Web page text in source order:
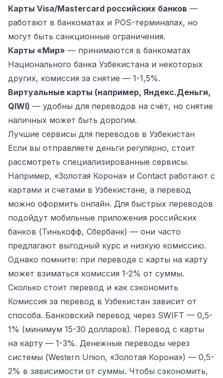
Карты Visa/Mastercard российских банков —
работают в банкоматах и POS-терминалах, но
могут быть санкционные ограничения.
Карты «Мир» — принимаются в банкоматах
Национального банка Узбекистана и некоторых
других, комиссия за снятие — 1-1,5%.
Виртуальные карты (например, Яндекс.Деньги,
QIWI) — удобны для переводов на счёт, но снятие
наличных может быть дорогим.
Лучшие сервисы для переводов в Узбекистан
Если вы отправляете деньги регулярно, стоит
рассмотреть специализированные сервисы.
Например, «Золотая Корона» и Contact работают с
картами и счетами в Узбекистане, а перевод
можно оформить онлайн. Для быстрых переводов
подойдут мобильные приложения российских
банков (Тинькофф, Сбербанк) — они часто
предлагают выгодный курс и низкую комиссию.
Однако помните: при переводе с карты на карту
может взиматься комиссия 1-2% от суммы.
Сколько стоит перевод и как сэкономить
Комиссия за перевод в Узбекистан зависит от
способа. Банковский перевод через SWIFT — 0,5-
1% (минимум 15-30 долларов). Перевод с карты
на карту — 1-3%. Денежные переводы через
системы (Western Union, «Золотая Корона») — 0,5-
2% в зависимости от суммы. Чтобы сэкономить,